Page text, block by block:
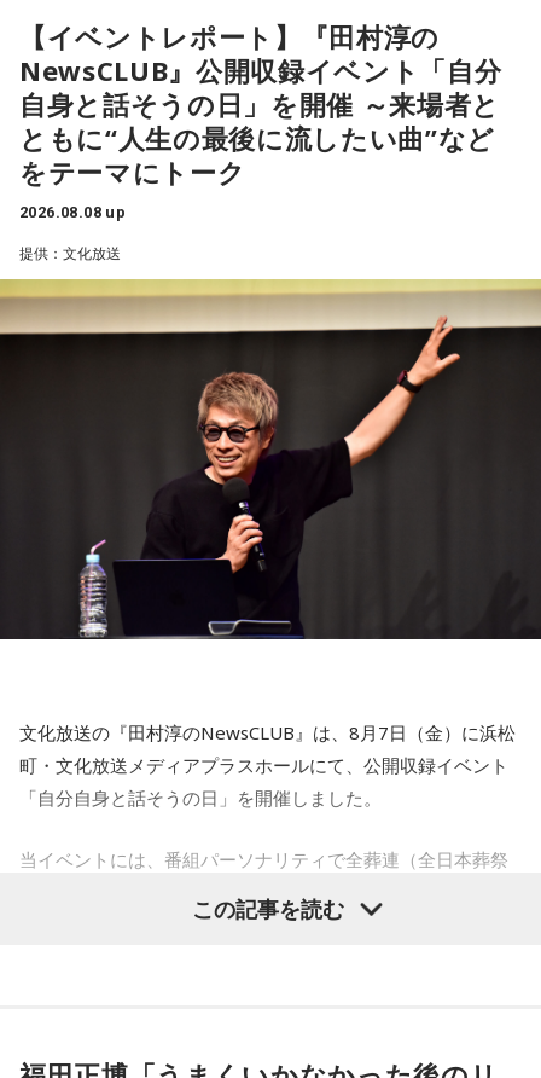
【イベントレポート】『田村淳の
NewsCLUB』公開収録イベント「自分
自身と話そうの日」を開催 ～来場者と
ともに“人生の最後に流したい曲”など
をテーマにトーク
2026.08.08 up
提供：文化放送
文化放送の『田村淳のNewsCLUB』は、8月7日（金）に浜松
町・文化放送メディアプラスホールにて、公開収録イベント
「自分自身と話そうの日」を開催しました。
当イベントには、番組パーソナリティで全葬連（全日本葬祭
業協同組合連合会）のフューネラルアンバサダーも務める田
村淳と、アシスタントの砂山圭大郎アナウンサーが登壇。
この記事を読む